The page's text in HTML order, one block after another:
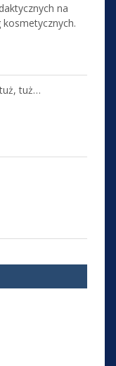
na
kosmetycznych.
tuż…